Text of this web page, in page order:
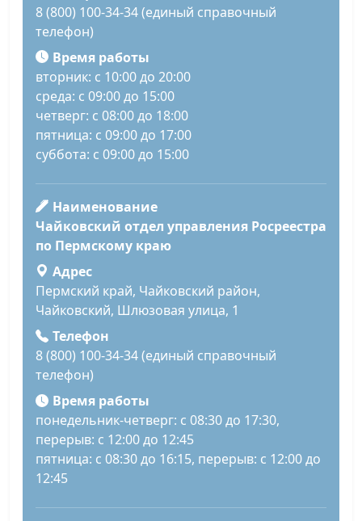
8 (800) 100-34-34 (единый справочный
телефон)
Время работы
вторник: с 10:00 до 20:00
среда: с 09:00 до 15:00
четверг: с 08:00 до 18:00
пятница: с 09:00 до 17:00
суббота: с 09:00 до 15:00
Наименование
Чайковский отдел управления Росреестра
по Пермскому краю
Адрес
Пермский край, Чайковский район,
Чайковский, Шлюзовая улица, 1
Телефон
8 (800) 100-34-34 (единый справочный
телефон)
Время работы
понедельник-четверг: с 08:30 до 17:30,
перерыв: с 12:00 до 12:45
пятница: с 08:30 до 16:15, перерыв: с 12:00 до
12:45